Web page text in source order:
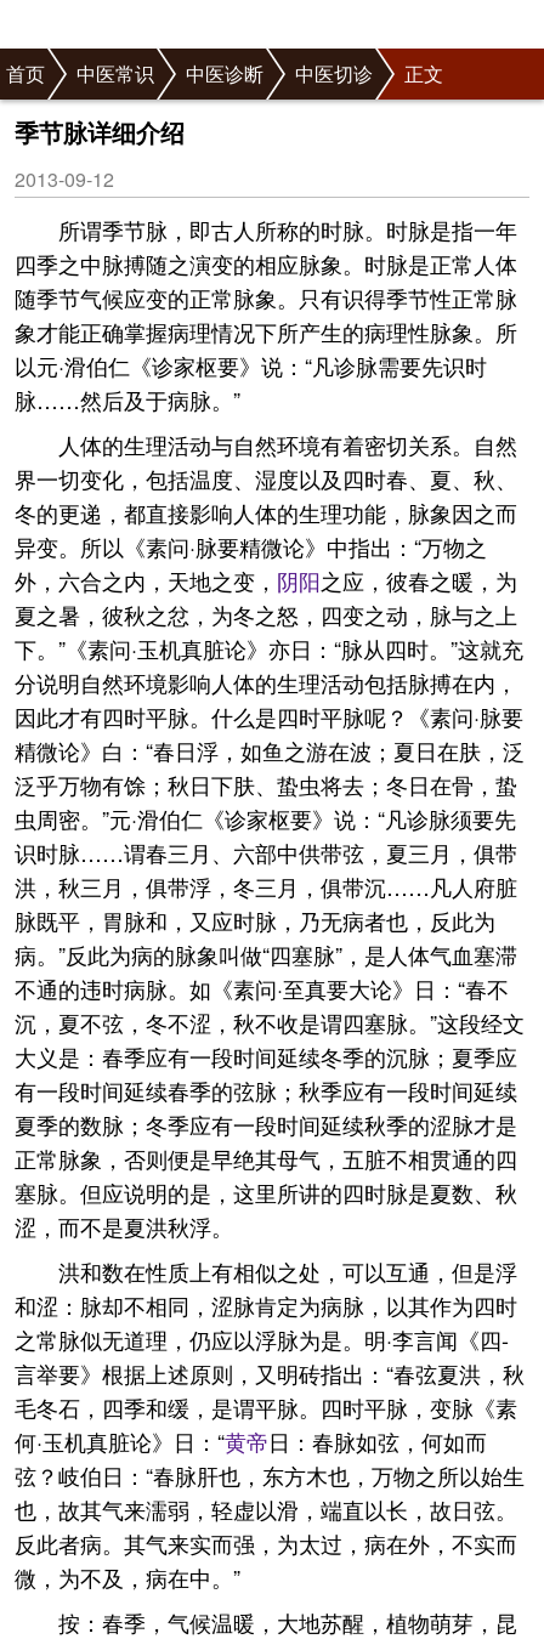
首页 中医常识 中医诊断 中医切诊 正文
季节脉详细介绍
2013-09-12
所谓季节脉，即古人所称的时脉。时脉是指一年
四季之中脉搏随之演变的相应脉象。时脉是正常人体
随季节气候应变的正常脉象。只有识得季节性正常脉
象才能正确掌握病理情况下所产生的病理性脉象。所
以元·滑伯仁《诊家枢要》说：“凡诊脉需要先识时
脉……然后及于病脉。”
人体的生理活动与自然环境有着密切关系。自然
界一切变化，包括温度、湿度以及四时春、夏、秋、
冬的更递，都直接影响人体的生理功能，脉象因之而
异变。所以《素问·脉要精微论》中指出：“万物之
外，六合之内，天地之变， 阴阳之应，彼春之暖，为
夏之暑，彼秋之忿，为冬之怒，四变之动，脉与之上
下。”《素问·玉机真脏论》亦日：“脉从四时。”这就充
分说明自然环境影响人体的生理活动包括脉搏在内，
因此才有四时平脉。什么是四时平脉呢？《素问·脉要
精微论》白：“春日浮，如鱼之游在波；夏日在肤，泛
泛乎万物有馀；秋日下肤、蛰虫将去；冬日在骨，蛰
虫周密。”元·滑伯仁《诊家枢要》说：“凡诊脉须要先
识时脉……谓春三月、六部中供带弦，夏三月，俱带
洪，秋三月，俱带浮，冬三月，俱带沉……凡人府脏
脉既平，胃脉和，又应时脉，乃无病者也，反此为
病。”反此为病的脉象叫做“四塞脉”，是人体气血塞滞
不通的违时病脉。如《素问·至真要大论》日：“春不
沉，夏不弦，冬不涩，秋不收是谓四塞脉。”这段经文
大义是：春季应有一段时间延续冬季的沉脉；夏季应
有一段时间延续春季的弦脉；秋季应有一段时间延续
夏季的数脉；冬季应有一段时间延续秋季的涩脉才是
正常脉象，否则便是早绝其母气，五脏不相贯通的四
塞脉。但应说明的是，这里所讲的四时脉是夏数、秋
涩，而不是夏洪秋浮。
洪和数在性质上有相似之处，可以互通，但是浮
和涩：脉却不相同，涩脉肯定为病脉，以其作为四时
之常脉似无道理，仍应以浮脉为是。明·李言闻《四-
言举要》根据上述原则，又明砖指出：“春弦夏洪，秋
毛冬石，四季和缓，是谓平脉。四时平脉，变脉《素
何·玉机真脏论》日：“黄帝日：春脉如弦，何如而
弦？岐伯日：“春脉肝也，东方木也，万物之所以始生
也，故其气来濡弱，轻虚以滑，端直以长，故日弦。
反此者病。其气来实而强，为太过，病在外，不实而
微，为不及，病在中。”
按：春季，气候温暖，大地苏醒，植物萌芽，昆